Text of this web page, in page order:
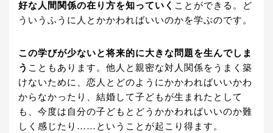
好な人間関係の在り方を知っていく ことができる。ど
ういうふうに人とかかわればいいのかを学ぶのです。
この学びが少ないと将来的に大きな問題を生んでしま
う こともあります。他人と親密な対人関係をうまく築
けないために、恋人とどのようにかかわればいいかわ
からなかったり、結婚して子どもが生まれたとして
も、今度は自分の子どもとどうかかわればいいのか難
しく感じたり……ということが起こり得ます。